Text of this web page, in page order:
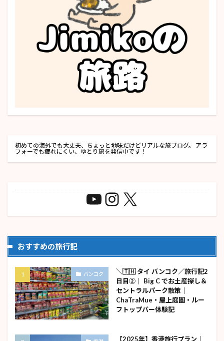
初めての海外でも大丈夫、ちょっと地味だけどリアルな旅ブログ。 アラ
フォーでも疲れにくい、ゆとり旅を発信中です！
おすすめの旅行記
バンコク
＼🇹🇭 タイ バンコク／旅行記2
日目②｜ Big C でお土産探し＆
セントラルパーク散策｜
ChaTraMue・屋上庭園・ルー
フトップバー体験記
【2025年】香港旅行プラン｜